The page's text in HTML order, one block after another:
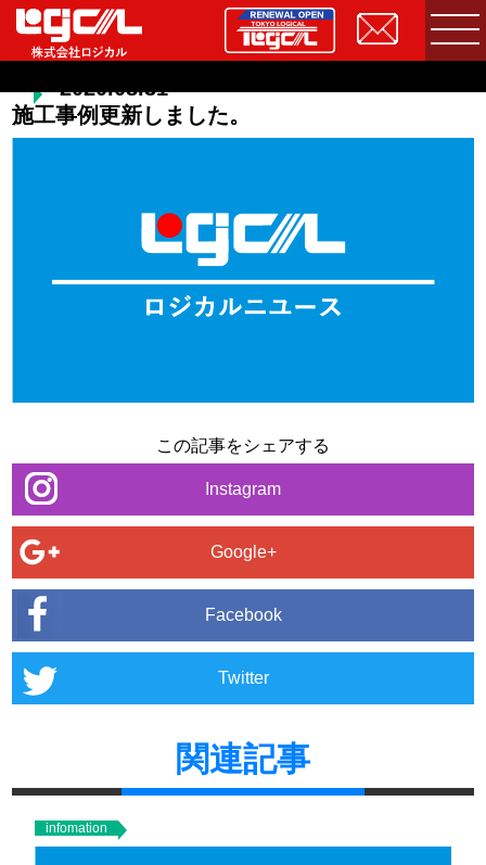
2020.08.31
施工事例更新しました。
この記事をシェアする
Instagram
Google+
Facebook
Twitter
関連記事
infomation